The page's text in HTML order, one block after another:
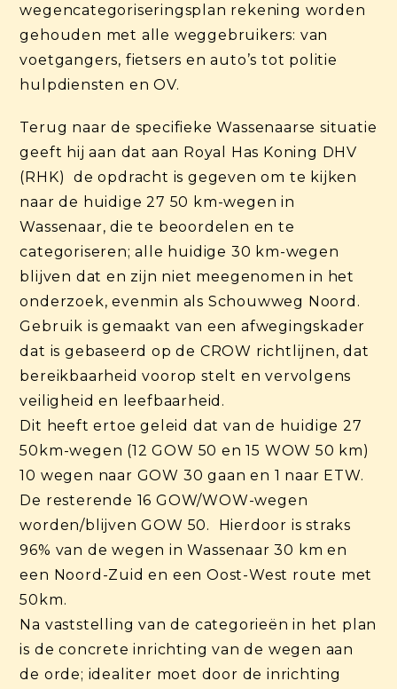
wegencategoriseringsplan rekening worden
gehouden met alle weggebruikers: van
voetgangers, fietsers en auto’s tot politie
hulpdiensten en OV.
Terug naar de specifieke Wassenaarse situatie
geeft hij aan dat aan Royal Has Koning DHV
(RHK) de opdracht is gegeven om te kijken
naar de huidige 27 50 km-wegen in
Wassenaar, die te beoordelen en te
categoriseren; alle huidige 30 km-wegen
blijven dat en zijn niet meegenomen in het
onderzoek, evenmin als Schouwweg Noord.
Gebruik is gemaakt van een afwegingskader
dat is gebaseerd op de CROW richtlijnen, dat
bereikbaarheid voorop stelt en vervolgens
veiligheid en leefbaarheid.
Dit heeft ertoe geleid dat van de huidige 27
50km-wegen (12 GOW 50 en 15 WOW 50 km)
10 wegen naar GOW 30 gaan en 1 naar ETW.
De resterende 16 GOW/WOW-wegen
worden/blijven GOW 50. Hierdoor is straks
96% van de wegen in Wassenaar 30 km en
een Noord-Zuid en een Oost-West route met
50km.
Na vaststelling van de categorieën in het plan
is de concrete inrichting van de wegen aan
de orde; idealiter moet door de inrichting